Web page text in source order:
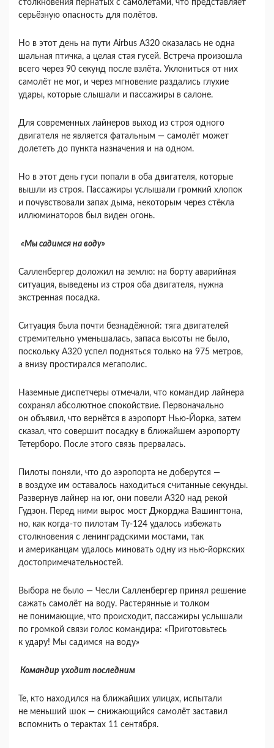
столкновения пернатых с самолётами, что представляет
серьёзную опасность для полётов.
Но в этот день на пути Airbus A320 оказалась не одна
шальная птичка, а целая стая гусей. Встреча произошла
всего через 90 секунд после взлёта. Уклониться от них
самолёт не мог, и через мгновение раздались глухие
удары, которые слышали и пассажиры в салоне.
Для современных лайнеров выход из строя одного
двигателя не является фатальным — самолёт может
долететь до пункта назначения и на одном.
Но в этот день гуси попали в оба двигателя, которые
вышли из строя. Пассажиры услышали громкий хлопок
и почувствовали запах дыма, некоторым через стёкла
иллюминаторов был виден огонь.
«Мы садимся на воду»
Салленбергер доложил на землю: на борту аварийная
ситуация, выведены из строя оба двигателя, нужна
экстренная посадка.
Ситуация была почти безнадёжной: тяга двигателей
стремительно уменьшалась, запаса высоты не было,
поскольку А320 успел подняться только на 975 метров,
а внизу простирался мегаполис.
Наземные диспетчеры отмечали, что командир лайнера
сохранял абсолютное спокойствие. Первоначально
он объявил, что вернётся в аэропорт Нью-Йорка, затем
сказал, что совершит посадку в ближайшем аэропорту
Тетерборо. После этого связь прервалась.
Пилоты поняли, что до аэропорта не доберутся —
в воздухе им оставалось находиться считанные секунды.
Развернув лайнер на юг, они повели А320 над рекой
Гудзон. Перед ними вырос мост Джорджа Вашингтона,
но, как когда-то пилотам Ту-124 удалось избежать
столкновения с ленинградскими мостами, так
и американцам удалось миновать одну из нью-йоркских
достопримечательностей.
Выбора не было — Чесли Салленбергер принял решение
сажать самолёт на воду. Растерянные и толком
не понимающие, что происходит, пассажиры услышали
по громкой связи голос командира: «Приготовьтесь
к удару! Мы садимся на воду»
Командир уходит последним
Те, кто находился на ближайших улицах, испытали
не меньший шок — снижающийся самолёт заставил
вспомнить о терактах 11 сентября.